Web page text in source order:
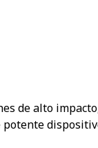
de alto